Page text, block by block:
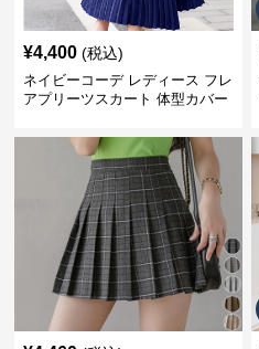
¥4,400 (税込)
ネイビーコーデ レディース フレ
アプリーツスカート 体型カバー
ト